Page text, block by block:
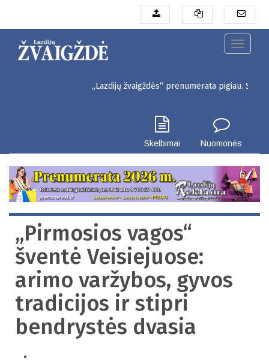
pagrindinį
Toggle
„Lazdijų žvaigždės“ prenumerata pigiau. Seinų g. 3,
Skelbimai Nuomonės
„Pirmosios vagos“
šventė Veisiejuose:
arimo varžybos, gyvos
tradicijos ir stipri
bendrystės dvasia